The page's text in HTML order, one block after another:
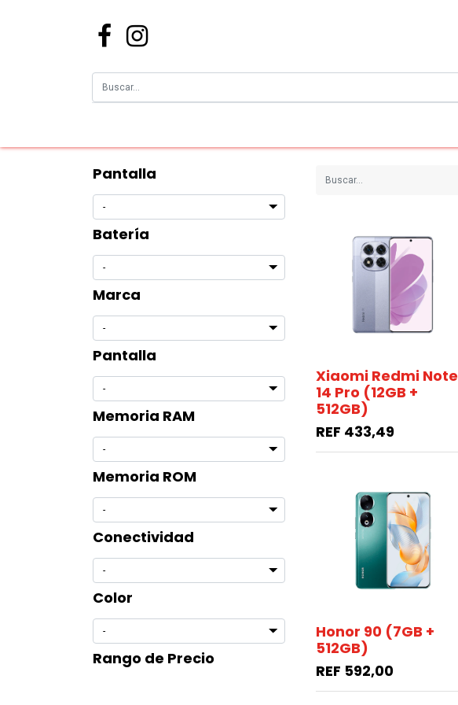
Pantalla
Batería
Marca
Pantalla
Memoria RAM
Memoria ROM
Conectividad
Color
Rango de Precio
Xiaomi Redmi Note
14 Pro (12GB +
512GB)
REF 433,49
Honor 90 (7GB +
512GB)
REF 592,00